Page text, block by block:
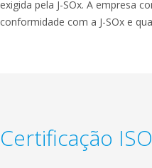
exigida pela J-SOx. A empresa
conformidade com a J-SOx e
Certificação